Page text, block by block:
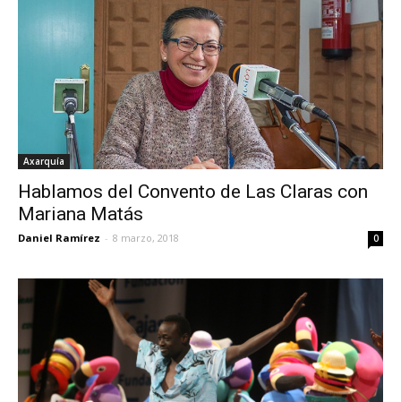
Axarquía
Hablamos del Convento de Las Claras con
Mariana Matás
Daniel Ramírez - 8 marzo, 2018 0